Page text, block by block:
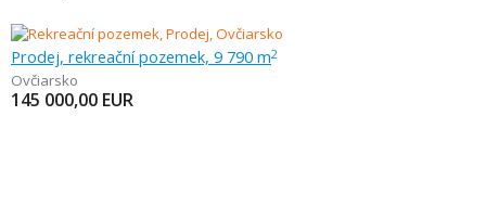
Prodej, rekreační pozemek, 9 790 m2
Ovčiarsko
145 000,00 EUR